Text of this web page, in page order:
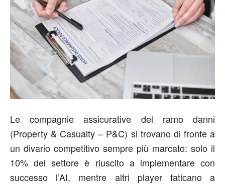
Le compagnie assicurative del ramo danni
(Property & Casualty – P&C) si trovano di fronte a
un divario competitivo sempre più marcato: solo il
10% del settore è riuscito a implementare con
successo l’AI, mentre altri player faticano a